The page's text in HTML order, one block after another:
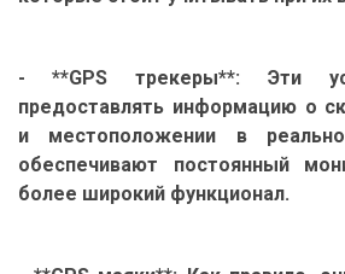
- **GPS трекеры**: Эти
предоставлять информацию о
и местоположении в
обеспечивают постоянный
более широкий функционал.